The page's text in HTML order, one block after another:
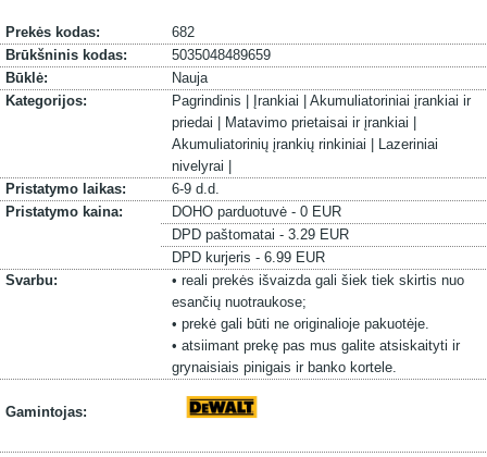
Prekės kodas:
682
Brūkšninis kodas:
5035048489659
Būklė:
Nauja
Kategorijos:
Pagrindinis | Įrankiai | Akumuliatoriniai įrankiai ir
priedai |
Matavimo prietaisai ir įrankiai |
Akumuliatorinių įrankių rinkiniai |
Lazeriniai
nivelyrai |
Pristatymo laikas:
6-9 d.d.
Pristatymo kaina:
DOHO parduotuvė - 0 EUR
DPD paštomatai - 3.29 EUR
DPD kurjeris - 6.99 EUR
Svarbu:
• reali prekės išvaizda gali šiek tiek skirtis nuo
esančių nuotraukose;
• prekė gali būti ne originalioje pakuotėje.
• atsiimant prekę pas mus galite atsiskaityti ir
grynaisiais pinigais ir banko kortele.
Gamintojas: